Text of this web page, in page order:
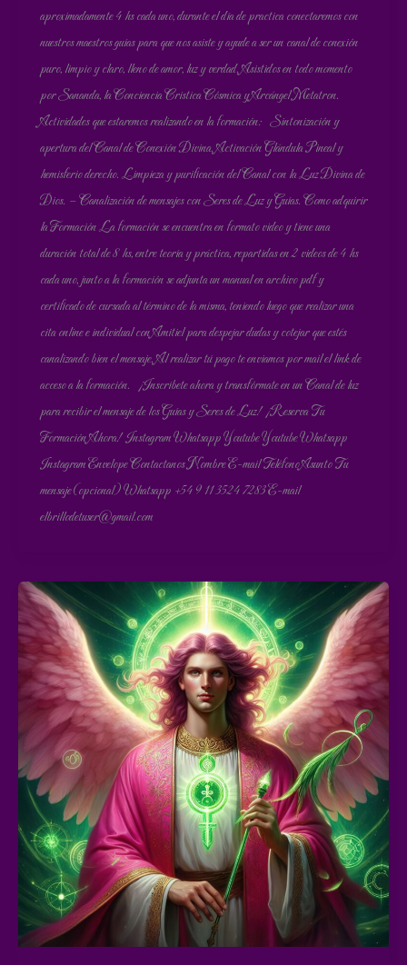
aproximadamente 4 hs cada uno, durante el día de practica conectaremos con
nuestros maestros guías para que nos asiste y ayude a ser un canal de conexión
puro, limpio y claro, lleno de amor, luz y verdad. Asistidos en todo momento
por Sananda, la Conciencia Cristica Cósmica y Arcángel Metatron.
Actividades que estaremos realizando en la formación: Sintonización y
apertura del Canal de Conexión Divina. Activación Glándula Pineal y
hemisferio derecho. Limpieza y purificación del Canal con la Luz Divina de
Dios. – Canalización de mensajes con Seres de Luz y Guías. Como adquirir
la Formación La formación se encuentra en formato video y tiene una
duración total de 8 hs, entre teoría y práctica, repartidas en 2 videos de 4 hs
cada uno, junto a la formación se adjunta un manual en archivo pdf y
certificado de cursada al término de la misma, teniendo luego que realizar una
cita online e individual con Amitiel para despejar dudas y cotejar que estés
canalizando bien el mensaje. Al realizar tú pago te enviamos por mail el link de
acceso a la formación. ¡Inscríbete ahora y transfórmate en un Canal de luz
para recibir el mensaje de los Guías y Seres de Luz! ¡Reserva Tu
Formación Ahora! Instagram Whatsapp Youtube Youtube Whatsapp
Instagram Envelope Contactanos Nombre E-mail Teléfono Asunto Tu
mensaje (opcional) Whatsapp +54 9 11 3524 7283 E-mail
elbrillodetuser@gmail.com